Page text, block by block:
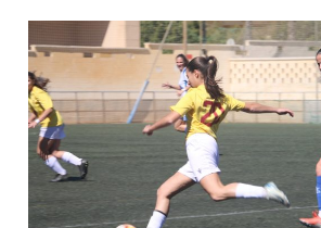
2026:
Espectacular
comienzo
de
US